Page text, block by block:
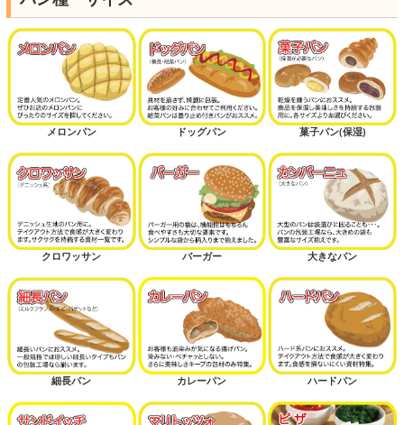
メロンパン ドッグパン 菓子パン(保湿)
クロワッサン バーガー 大きなパン
細長パン カレーパン ハードパン